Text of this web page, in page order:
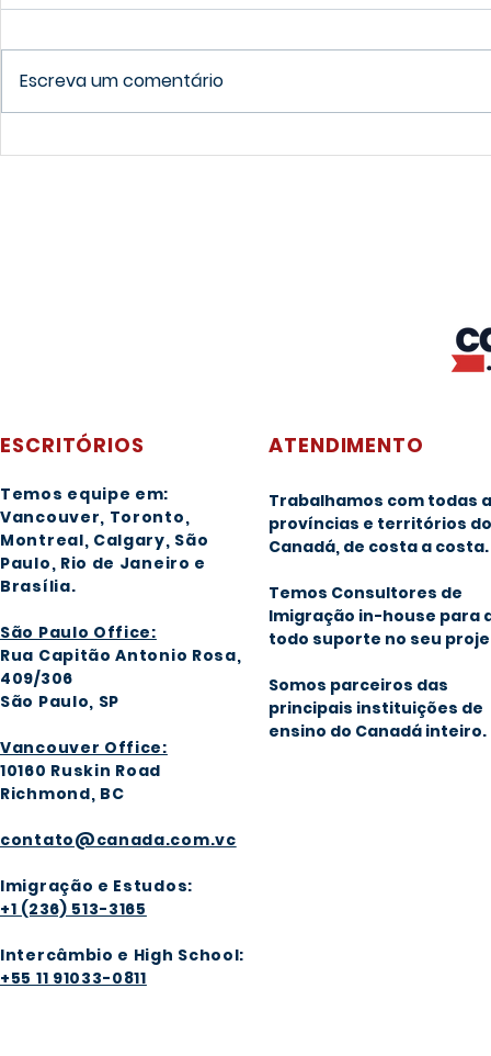
Escreva um comentário
ESCRITÓRIOS
Temos equipe em:
Vancouver, Toronto,
Montreal, Calgary, São
Paulo, Rio de Janeiro e
Brasília.
São Paulo Office:
Rua Capitão Antonio Rosa,
409/306
São Paulo, SP
Vancouver Office:
10160 Ruskin Road
Richmond, BC
contato@canada.com.vc
Imigração e Estudos:
+1 (236) 513-3165
Intercâmbio e High School:
+55 11 91033-0811
ATENDIMENTO
Trabalhamos com todas
províncias e territórios do
Canadá, de costa a costa.
Temos Consultores de
Imigração in-house para
todo suporte no seu
Somos parceiros das
principais instituições de
ensino do Canadá inteiro.